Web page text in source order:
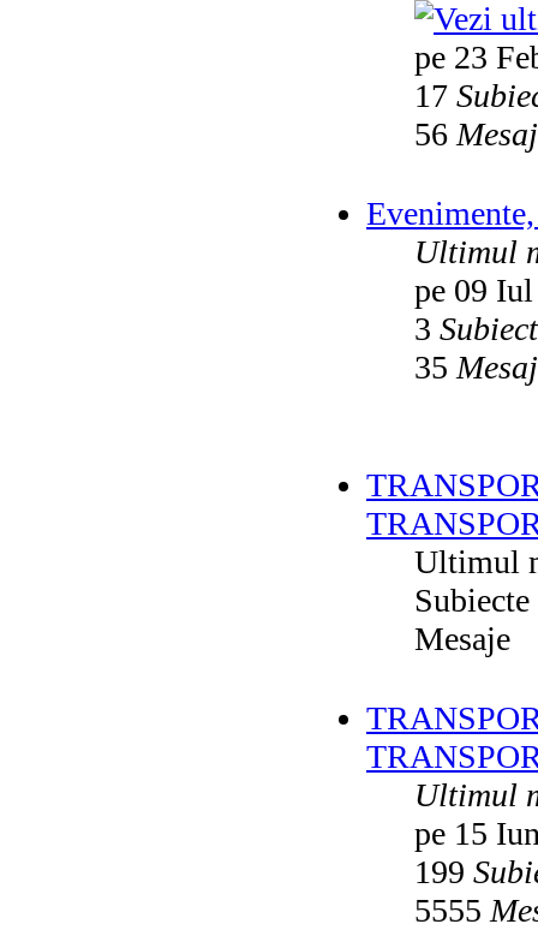
pe 23
17
56
Ultimul
pe 09
3
35
Ultimul
Subiecte
Mesaje
Ultimul
pe 15
199
5555